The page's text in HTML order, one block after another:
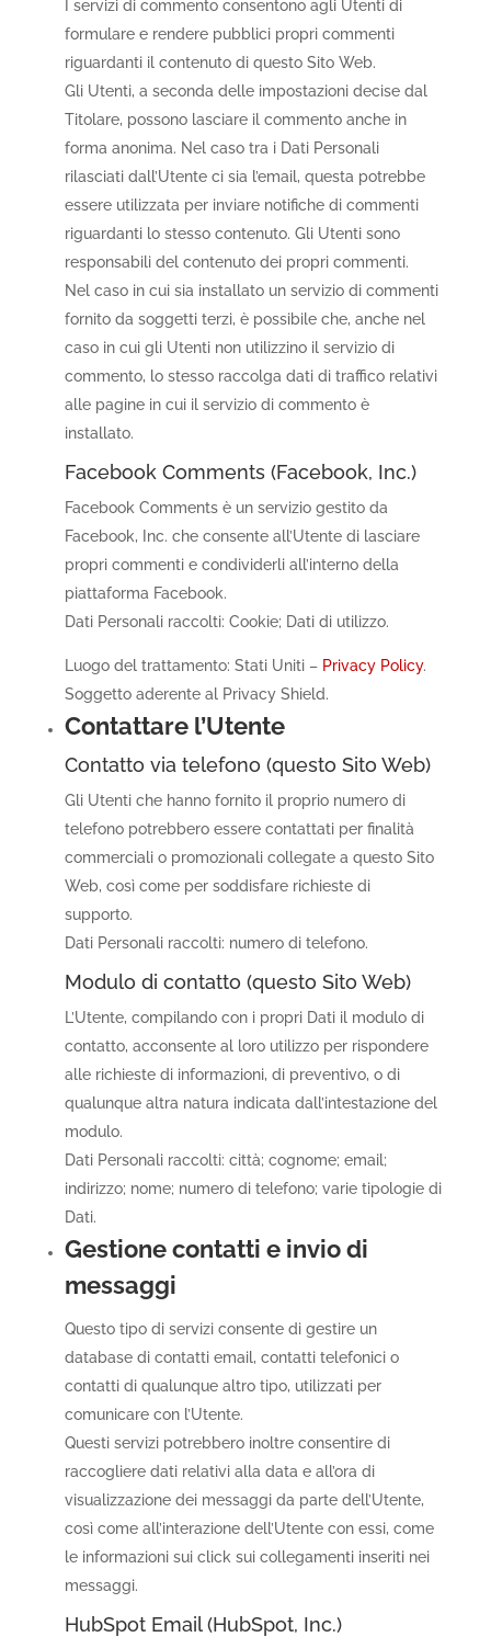
I servizi di commento consentono agli Utenti di
formulare e rendere pubblici propri commenti
riguardanti il contenuto di questo Sito Web.
Gli Utenti, a seconda delle impostazioni decise dal
Titolare, possono lasciare il commento anche in
forma anonima. Nel caso tra i Dati Personali
rilasciati dall’Utente ci sia l’email, questa potrebbe
essere utilizzata per inviare notifiche di commenti
riguardanti lo stesso contenuto. Gli Utenti sono
responsabili del contenuto dei propri commenti.
Nel caso in cui sia installato un servizio di commenti
fornito da soggetti terzi, è possibile che, anche nel
caso in cui gli Utenti non utilizzino il servizio di
commento, lo stesso raccolga dati di traffico relativi
alle pagine in cui il servizio di commento è
installato.
Facebook Comments (Facebook, Inc.)
Facebook Comments è un servizio gestito da
Facebook, Inc. che consente all’Utente di lasciare
propri commenti e condividerli all’interno della
piattaforma Facebook.
Dati Personali raccolti: Cookie; Dati di utilizzo.
Luogo del trattamento: Stati Uniti – Privacy Policy.
Soggetto aderente al Privacy Shield.
Contattare l’Utente
Contatto via telefono (questo Sito Web)
Gli Utenti che hanno fornito il proprio numero di
telefono potrebbero essere contattati per finalità
commerciali o promozionali collegate a questo Sito
Web, così come per soddisfare richieste di
supporto.
Dati Personali raccolti: numero di telefono.
Modulo di contatto (questo Sito Web)
L’Utente, compilando con i propri Dati il modulo di
contatto, acconsente al loro utilizzo per rispondere
alle richieste di informazioni, di preventivo, o di
qualunque altra natura indicata dall’intestazione del
modulo.
Dati Personali raccolti: città; cognome; email;
indirizzo; nome; numero di telefono; varie tipologie di
Dati.
Gestione contatti e invio di
messaggi
Questo tipo di servizi consente di gestire un
database di contatti email, contatti telefonici o
contatti di qualunque altro tipo, utilizzati per
comunicare con l’Utente.
Questi servizi potrebbero inoltre consentire di
raccogliere dati relativi alla data e all’ora di
visualizzazione dei messaggi da parte dell’Utente,
così come all’interazione dell’Utente con essi, come
le informazioni sui click sui collegamenti inseriti nei
messaggi.
HubSpot Email (HubSpot, Inc.)